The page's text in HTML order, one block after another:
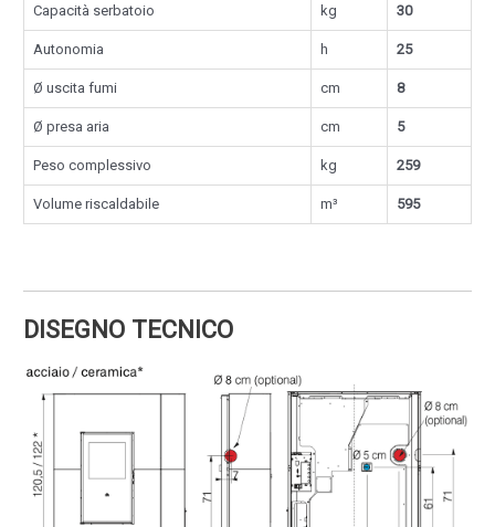
Capacità serbatoio kg 30
Autonomia h 25
Ø uscita fumi cm 8
Ø presa aria cm 5
Peso complessivo kg 259
Volume riscaldabile m³ 595
DISEGNO TECNICO